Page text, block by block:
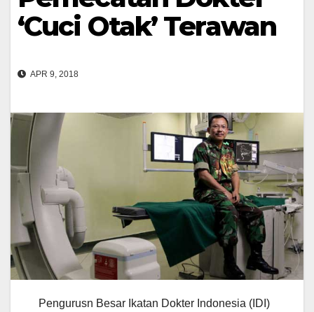
‘Cuci Otak’ Terawan
APR 9, 2018
Pengurusn Besar Ikatan Dokter Indonesia (IDI)